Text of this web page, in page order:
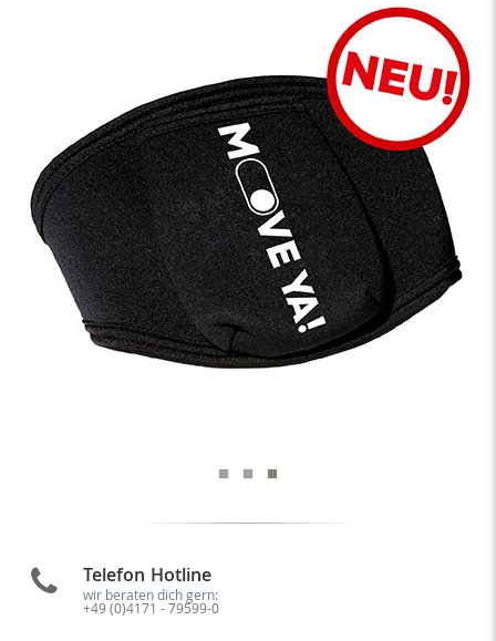
Telefon Hotline
wir beraten dich gern:
+49 (0)4171 - 79599-0